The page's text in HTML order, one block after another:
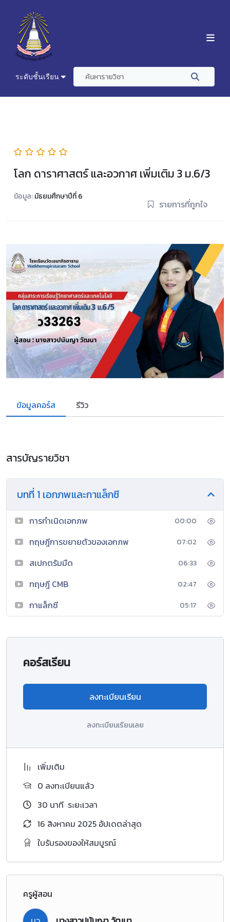
ระดับชั้นเรียน
โลก ดาราศาสตร์ และอวกาศ เพิ่มเติม 3 ม.6/3
ข้อมูล:มัธยมศึกษาปีที่ 6
รายการที่ถูกใจ
ข้อมูลคอร์ส รีวิว
สารบัญรายวิชา
บทที่ 1 เอกภพและกาแล็กซี
การกำเนิดเอกภพ 00:00
ทฤษฎีการขยายตัวของเอกภพ 07:02
สเปกตรัมมืด 06:33
ทฤษฎี CMB 02:47
กาแล็กซี 05:17
คอร์สเรียน
ลงทะเบียนเรียน
ลงทะเบียนเรียนเลย
เพิ่มเติม
0 ลงทะเบียนแล้ว
30 นาที ระยะเวลา
16 สิงหาคม 2025 อัปเดตล่าสุด
ใบรับรองของให้สมบูรณ์
ครูผู้สอน